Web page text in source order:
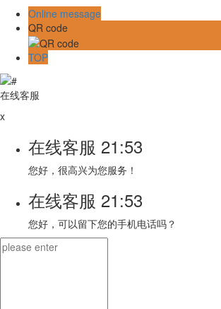
Online message
QR code
TOP
在线客服
x
在线客服 21:53
您好，很高兴为您服务！
在线客服 21:53
您好，可以留下您的手机电话吗？